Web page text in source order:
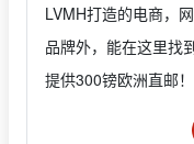
LVMH打造的电商，
品牌外，能在这里找
提供300镑欧洲直邮！